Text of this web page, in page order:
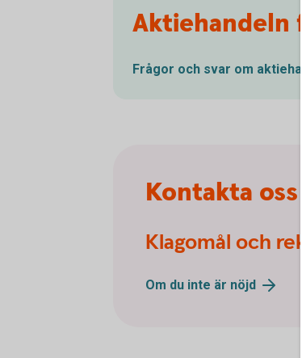
Frågor och svar om
Kontakta oss
Klagomål och
Om du inte är nöjd